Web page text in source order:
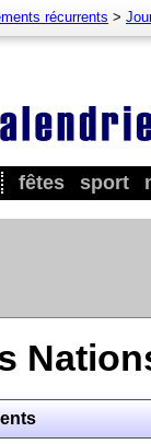
fêtes sport
récurrents >